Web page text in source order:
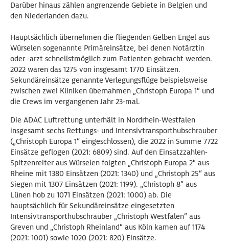
Darüber hinaus zählen angrenzende Gebiete in Belgien und
den Niederlanden dazu.
Hauptsächlich übernehmen die fliegenden Gelben Engel aus
Würselen sogenannte Primäreinsätze, bei denen Notärztin
oder -arzt schnellstmöglich zum Patienten gebracht werden.
2022 waren das 1275 von insgesamt 1770 Einsätzen.
Sekundäreinsätze genannte Verlegungsflüge beispielsweise
zwischen zwei Kliniken übernahmen „Christoph Europa 1“ und
die Crews im vergangenen Jahr 23-mal.
Die ADAC Luftrettung unterhält in Nordrhein-Westfalen
insgesamt sechs Rettungs- und Intensivtransporthubschrauber
(„Christoph Europa 1“ eingeschlossen), die 2022 in Summe 7722
Einsätze geflogen (2021: 6809) sind. Auf den Einsatzzahlen-
Spitzenreiter aus Würselen folgten „Christoph Europa 2“ aus
Rheine mit 1380 Einsätzen (2021: 1340) und „Christoph 25“ aus
Siegen mit 1307 Einsätzen (2021: 1199). „Christoph 8“ aus
Lünen hob zu 1071 Einsätzen (2021: 1000) ab. Die
hauptsächlich für Sekundäreinsätze eingesetzten
Intensivtransporthubschrauber „Christoph Westfalen“ aus
Greven und „Christoph Rheinland“ aus Köln kamen auf 1174
(2021: 1001) sowie 1020 (2021: 820) Einsätze.